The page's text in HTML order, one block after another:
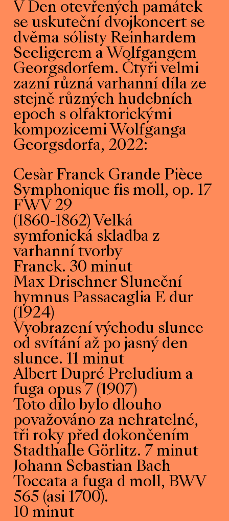
V Den otevřených památek
se uskuteční dvojkoncert se
dvěma sólisty Reinhardem
Seeligerem a Wolfgangem
Georgsdorfem. Čtyři velmi
zazní různá varhanní díla ze
stejně různých hudebních
epoch s olfaktorickými
kompozicemi Wolfganga
Georgsdorfa, 2022:
Cesàr Franck Grande Pièce
Symphonique fis moll, op. 17
FWV 29
(1860-1862) Velká
symfonická skladba z
varhanní tvorby
Franck. 30 minut
Max Drischner Sluneční
hymnus Passacaglia E dur
(1924)
Vyobrazení východu slunce
od svítání až po jasný den
slunce. 11 minut
Albert Dupré Preludium a
fuga opus 7 (1907)
Toto dílo bylo dlouho
považováno za nehratelné,
tři roky před dokončením
Stadthalle Görlitz. 7 minut
Johann Sebastian Bach
Toccata a fuga d moll, BWV
565 (asi 1700).
10 minut